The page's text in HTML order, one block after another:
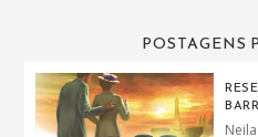
POSTAGENS